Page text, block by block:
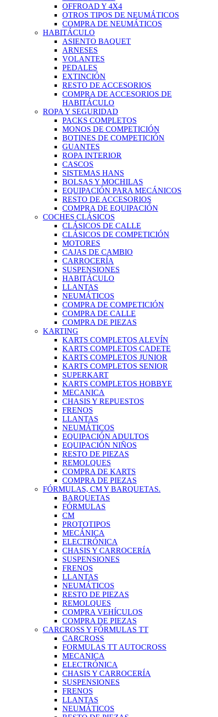
OFFROAD Y 4X4
OTROS TIPOS DE NEUMÁTICOS
COMPRA DE NEUMÁTICOS
HABITÁCULO
ASIENTO BAQUET
ARNESES
VOLANTES
PEDALES
EXTINCIÓN
RESTO DE ACCESORIOS
COMPRA DE ACCESORIOS DE
HABITÁCULO
ROPA Y SEGURIDAD
PACKS COMPLETOS
MONOS DE COMPETICIÓN
BOTINES DE COMPETICIÓN
GUANTES
ROPA INTERIOR
CASCOS
SISTEMAS HANS
BOLSAS Y MOCHILAS
EQUIPACIÓN PARA MECÁNICOS
RESTO DE ACCESORIOS
COMPRA DE EQUIPACIÓN
COCHES CLÁSICOS
CLÁSICOS DE CALLE
CLÁSICOS DE COMPETICIÓN
MOTORES
CAJAS DE CAMBIO
CARROCERÍA
SUSPENSIONES
HABITÁCULO
LLANTAS
NEUMÁTICOS
COMPRA DE COMPETICIÓN
COMPRA DE CALLE
COMPRA DE PIEZAS
KARTING
KARTS COMPLETOS ALEVÍN
KARTS COMPLETOS CADETE
KARTS COMPLETOS JUNIOR
KARTS COMPLETOS SENIOR
SUPERKART
KARTS COMPLETOS HOBBYE
MECANICA
CHASIS Y REPUESTOS
FRENOS
LLANTAS
NEUMÁTICOS
EQUIPACIÓN ADULTOS
EQUIPACIÓN NIÑOS
RESTO DE PIEZAS
REMOLQUES
COMPRA DE KARTS
COMPRA DE PIEZAS
FÓRMULAS, CM Y BARQUETAS.
BARQUETAS
FÓRMULAS
CM
PROTOTIPOS
MECÁNICA
ELECTRÓNICA
CHASIS Y CARROCERÍA
SUSPENSIONES
FRENOS
LLANTAS
NEUMÁTICOS
RESTO DE PIEZAS
REMOLQUES
COMPRA VEHÍCULOS
COMPRA DE PIEZAS
CARCROSS Y FÓRMULAS TT
CARCROSS
FORMULAS TT AUTOCROSS
MECANICA
ELECTRÓNICA
CHASIS Y CARROCERÍA
SUSPENSIONES
FRENOS
LLANTAS
NEUMÁTICOS